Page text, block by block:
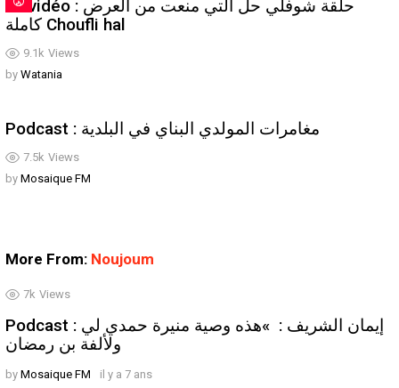
9.1k Views
En vidéo : حلقة شوفلي حل التي منعت من العرض
كاملة Choufli hal
by Watania
7.5k Views
Podcast : مغامرات المولدي البناي في البلدية
by Mosaique FM
More From: Noujoum
7k Views
Podcast : إيمان الشريف : »هذه وصية منيرة حمدي لي
ولألفة بن رمضان
by Mosaique FM il y a 7 ans